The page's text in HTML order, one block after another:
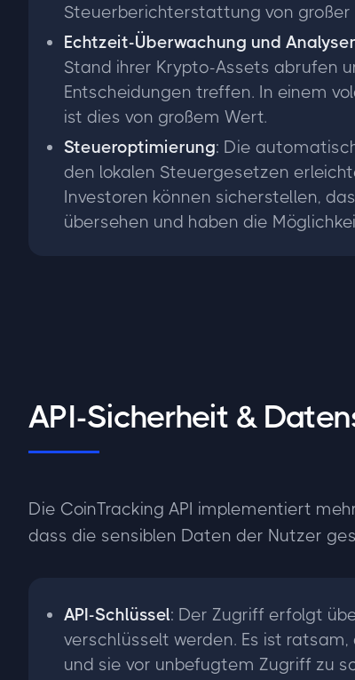
Steuerberichterstattung von großer
Echtzeit-Überwachung und
Stand ihrer Krypto-Assets abrufen
Entscheidungen treffen. In einem
ist dies von großem Wert.
Steueroptimierung: Die
den lokalen Steuergesetzen
Investoren können sicherstellen,
übersehen und haben die
API-Sicherheit &
Die CoinTracking API implementiert
dass die sensiblen Daten der Nutzer
API-Schlüssel: Der Zugriff erfolgt
verschlüsselt werden. Es ist
und sie vor unbefugtem Zugriff zu